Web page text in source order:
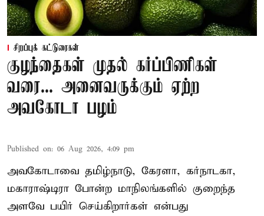
சிறப்புக் கட்டுரைகள்
குழந்தைகள் முதல் கர்ப்பிணிகள்
வரை... அனைவருக்கும் ஏற்ற
அவகோடா பழம்
Published on: 06 Aug 2026, 4:09 pm
அவகோடாவை தமிழ்நாடு, கேரளா, கர்நாடகா,
மகாராஷ்டிரா போன்ற மாநிலங்களில் குறைந்த
அளவே பயிர் செய்கிறார்கள் என்பது